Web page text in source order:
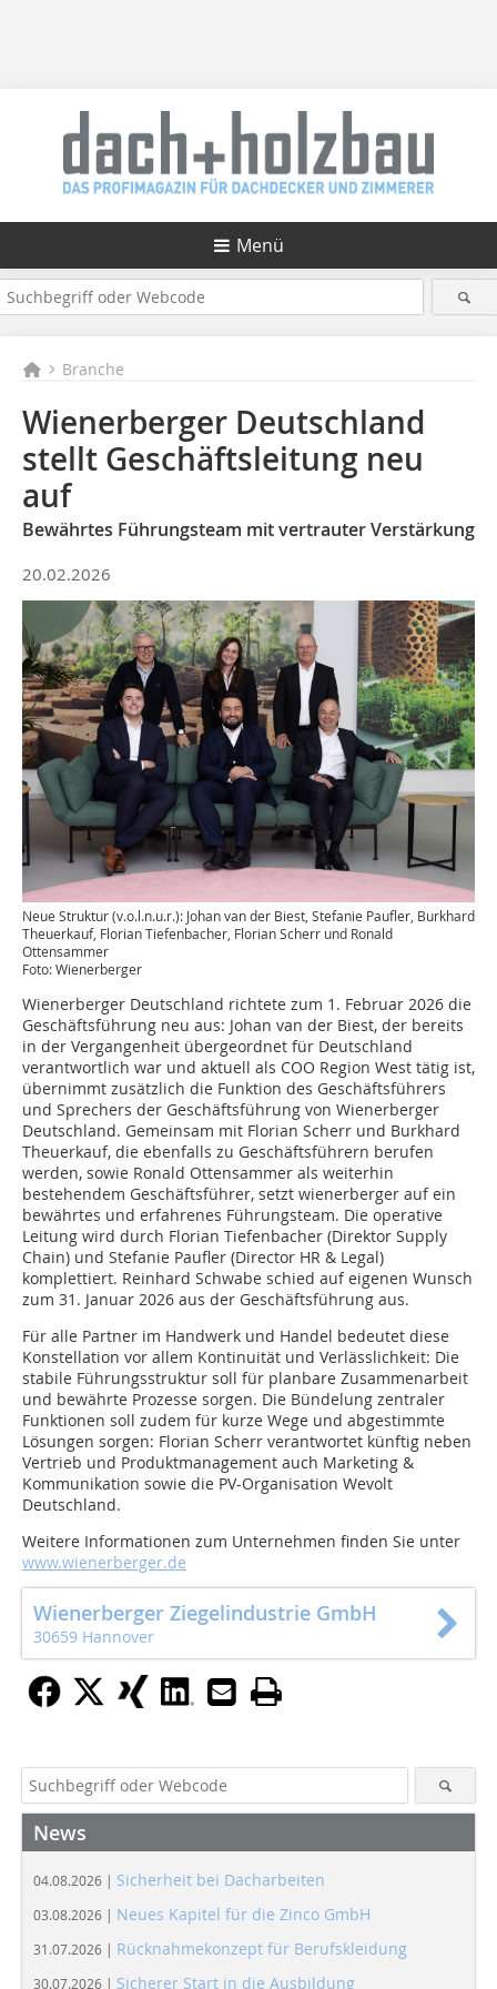
Menü
Branche
Wienerberger Deutschland
stellt Geschäftsleitung neu
auf
Bewährtes Führungsteam mit vertrauter Verstärkung
20.02.2026
Neue Struktur (v.o.l.n.u.r.): Johan van der Biest, Stefanie Paufler, Burkhard
Theuerkauf, Florian Tiefenbacher, Florian Scherr und Ronald
Ottensammer
Foto: Wienerberger
Wienerberger Deutschland richtete zum 1. Februar 2026 die
Geschäftsführung neu aus: Johan van der Biest, der bereits
in der Vergangenheit übergeordnet für Deutschland
verantwortlich war und aktuell als COO Region West tätig ist,
übernimmt zusätzlich die Funktion des Geschäftsführers
und Sprechers der Geschäftsführung von Wienerberger
Deutschland. Gemeinsam mit Florian Scherr und Burkhard
Theuerkauf, die ebenfalls zu Geschäftsführern berufen
werden, sowie Ronald Ottensammer als weiterhin
bestehendem Geschäftsführer, setzt wienerberger auf ein
bewährtes und erfahrenes Führungsteam. Die operative
Leitung wird durch Florian Tiefenbacher (Direktor Supply
Chain) und Stefanie Paufler (Director HR & Legal)
komplettiert. Reinhard Schwabe schied auf eigenen Wunsch
zum 31. Januar 2026 aus der Geschäftsführung aus.
Für alle Partner im Handwerk und Handel bedeutet diese
Konstellation vor allem Kontinuität und Verlässlichkeit: Die
stabile Führungsstruktur soll für planbare Zusammenarbeit
und bewährte Prozesse sorgen. Die Bündelung zentraler
Funktionen soll zudem für kurze Wege und abgestimmte
Lösungen sorgen: Florian Scherr verantwortet künftig neben
Vertrieb und Produktmanagement auch Marketing &
Kommunikation sowie die PV-Organisation Wevolt
Deutschland.
Weitere Informationen zum Unternehmen finden Sie unter
www.wienerberger.de
Wienerberger Ziegelindustrie GmbH
30659 Hannover
News
04.08.2026 | Sicherheit bei Dacharbeiten
03.08.2026 | Neues Kapitel für die Zinco GmbH
31.07.2026 | Rücknahmekonzept für Berufskleidung
30.07.2026 | Sicherer Start in die Ausbildung